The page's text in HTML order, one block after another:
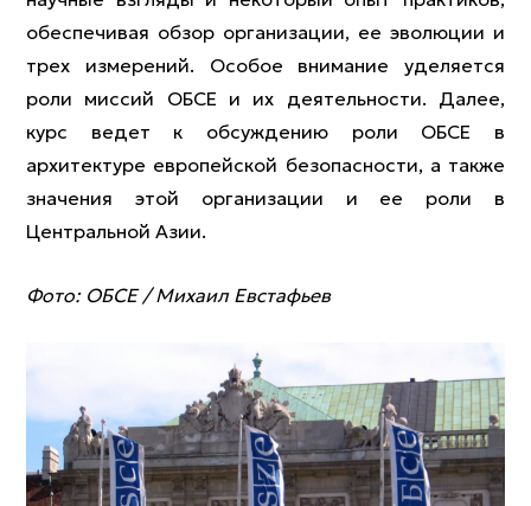
обеспечивая обзор организации, ее эволюции и
трех измерений. Особое внимание уделяется
роли миссий ОБСЕ и их деятельности. Далее,
курс ведет к обсуждению роли ОБСЕ в
архитектуре европейской безопасности, а также
значения этой организации и ее роли в
Центральной Азии.
Фото: ОБСЕ / Михаил Евстафьев